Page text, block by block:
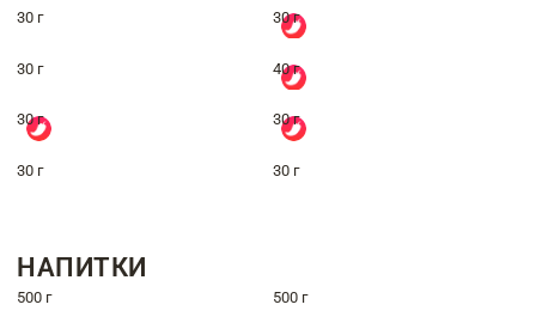
30 г 30 г
30 г 40 г
30 г 30 г
30 г 30 г
НАПИТКИ
500 г 500 г